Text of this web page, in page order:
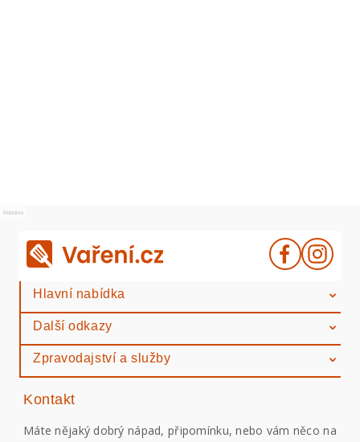
Reklama
Hlavní nabídka
Další odkazy
Zpravodajství a služby
Kontakt
Máte nějaký dobrý nápad, připomínku, nebo vám něco na